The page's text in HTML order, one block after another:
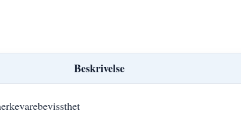
Beskrivelse